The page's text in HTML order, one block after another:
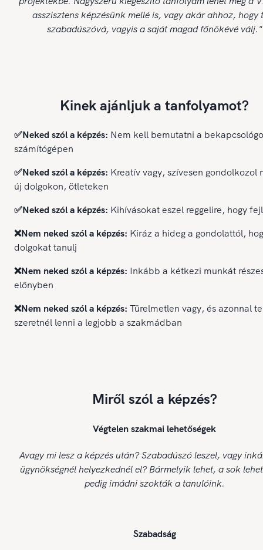
asszisztens képzésünk mellé is, vagy akár ahhoz, hogy
szabadúszóvá, vagyis a saját magad főnökévé válj."
Kinek ajánljuk a tanfolyamot?
✅Neked szól a képzés: Nem kell bemutatni a
számítógépen
✅Neked szól a képzés: Kreatív vagy, szívesen gondolkozol
új dolgokon, ötleteken
✅Neked szól a képzés: Kihívásokat eszel reggelire, hogy
❌Nem neked szól a képzés: Kiráz a hideg a gondolattól,
dolgokat tanulj
❌Nem neked szól a képzés: Inkább a kétkezi munkát
előnyben
❌Nem neked szól a képzés: Türelmetlen vagy, és azonnal te
szeretnél lenni a legjobb a szakmádban
Miről szól a képzés?
Végtelen szakmai lehetőségek
Avagy mi lesz a képzés után? Szabadúszó leszel, vagy
ügynökségnél helyezkednél el? Bármelyik lehet, a sok
pedig imádni szokták a tanulóink.
Szabadság